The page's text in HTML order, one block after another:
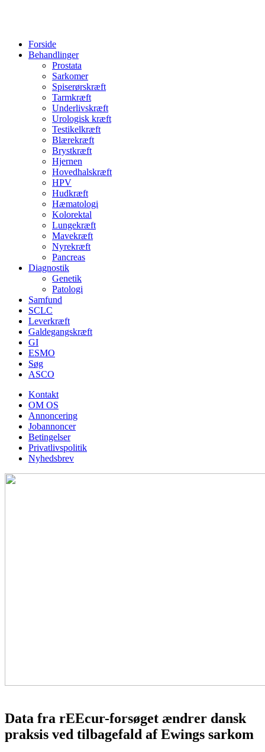
Forside
Behandlinger
Prostata
Sarkomer
Spiserørskræft
Tarmkræft
Underlivskræft
Urologisk kræft
Testikelkræft
Blærekræft
Brystkræft
Hjernen
Hovedhalskræft
HPV
Hudkræft
Hæmatologi
Kolorektal
Lungekræft
Mavekræft
Nyrekræft
Pancreas
Diagnostik
Genetik
Patologi
Samfund
SCLC
Leverkræft
Galdegangskræft
GI
ESMO
Søg
ASCO
Kontakt
OM OS
Annoncering
Jobannoncer
Betingelser
Privatlivspolitik
Nyhedsbrev
Data fra rEEcur-forsøget ændrer dansk
praksis ved tilbagefald af Ewings sarkom